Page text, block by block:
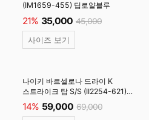
(IM1659-455) 딥로얄블루
21% 35,000 45,000
사이즈 보기
나이키 바르셀로나 드라이 K
스트라이크 탑 S/S (II2254-621)
노블레드 #
14% 59,000 69,000